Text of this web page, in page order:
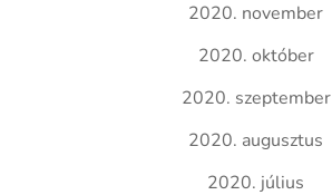
2020. november
2020. október
2020. szeptember
2020. augusztus
2020. július